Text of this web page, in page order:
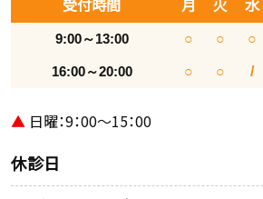
9:00～13:00 ○ ○ ○
16:00～20:00 ○ ○ /
▲ 日曜：9：00～15：00
休診日